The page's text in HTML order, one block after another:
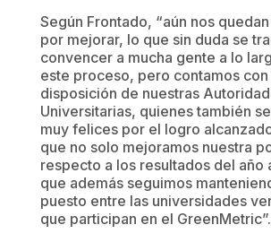
Según Frontado, “aún nos
por mejorar, lo que sin duda se
convencer a mucha gente a lo
este proceso, pero contamos
disposición de nuestras
Universitarias, quienes también
muy felices por el logro
que no solo mejoramos nuestra
respecto a los resultados del año
que además seguimos
puesto entre las universidades
que participan en el GreenMetric”.